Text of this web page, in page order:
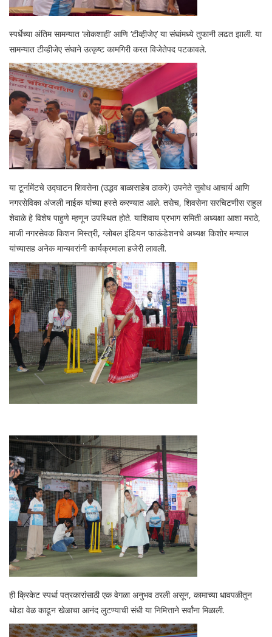
स्पर्धेच्या अंतिम सामन्यात ‘लोकशाही’ आणि ‘टीव्हीजेए’ या संघांमध्ये तुफानी लढत झाली. या
सामन्यात टीव्हीजेए संघाने उत्कृष्ट कामगिरी करत विजेतेपद पटकावले.
या टूर्नामेंटचे उद्घाटन शिवसेना (उद्धव बाळासाहेब ठाकरे) उपनेते सुबोध आचार्य आणि
नगरसेविका अंजली नाईक यांच्या हस्ते करण्यात आले. तसेच, शिवसेना सरचिटणीस राहुल
शेवाळे हे विशेष पाहुणे म्हणून उपस्थित होते. याशिवाय प्रभाग समिती अध्यक्षा आशा मराठे,
माजी नगरसेवक किशन मिस्त्री, ग्लोबल इंडियन फाऊंडेशनचे अध्यक्ष किशोर मन्याल
यांच्यासह अनेक मान्यवरांनी कार्यक्रमाला हजेरी लावली.
ही क्रिकेट स्पर्धा पत्रकारांसाठी एक वेगळा अनुभव ठरली असून, कामाच्या धावपळीतून
थोडा वेळ काढून खेळाचा आनंद लुटण्याची संधी या निमित्ताने सर्वांना मिळाली.